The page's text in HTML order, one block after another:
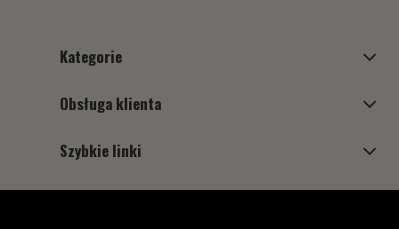
Kategorie
Obsługa klienta
Szybkie linki